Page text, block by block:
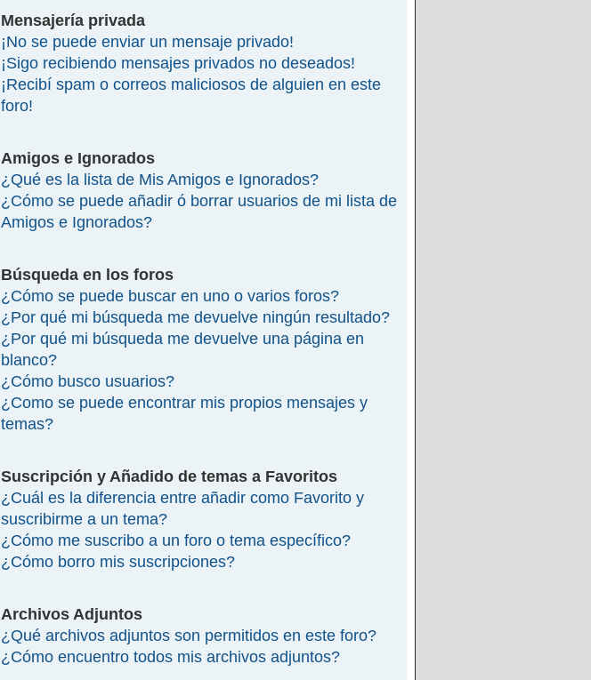
Mensajería privada
¡No se puede enviar un mensaje privado!
¡Sigo recibiendo mensajes privados no deseados!
¡Recibí spam o correos maliciosos de alguien en este
foro!
Amigos e Ignorados
¿Qué es la lista de Mis Amigos e Ignorados?
¿Cómo se puede añadir ó borrar usuarios de mi lista de
Amigos e Ignorados?
Búsqueda en los foros
¿Cómo se puede buscar en uno o varios foros?
¿Por qué mi búsqueda me devuelve ningún resultado?
¿Por qué mi búsqueda me devuelve una página en
blanco?
¿Cómo busco usuarios?
¿Como se puede encontrar mis propios mensajes y
temas?
Suscripción y Añadido de temas a Favoritos
¿Cuál es la diferencia entre añadir como Favorito y
suscribirme a un tema?
¿Cómo me suscribo a un foro o tema específico?
¿Cómo borro mis suscripciones?
Archivos Adjuntos
¿Qué archivos adjuntos son permitidos en este foro?
¿Cómo encuentro todos mis archivos adjuntos?